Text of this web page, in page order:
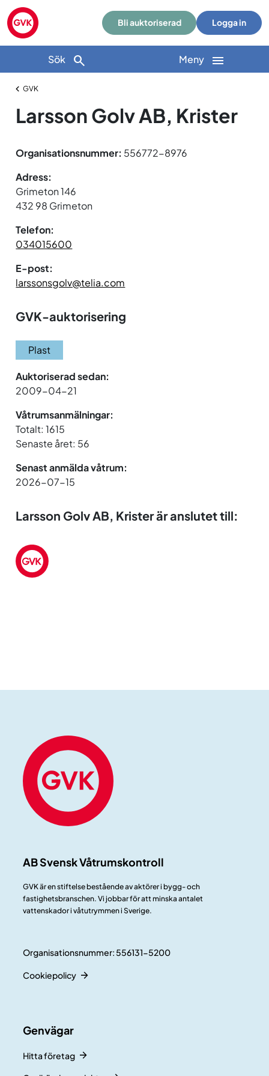
Bli auktoriserad Logga in
Sök Meny
GVK
Larsson Golv AB, Krister
Organisationsnummer: 556772-8976
Adress:
Grimeton 146
432 98 Grimeton
Telefon:
034015600
E-post:
larssonsgolv@telia.com
GVK-auktorisering
Plast
Auktoriserad sedan:
2009-04-21
Våtrumsanmälningar:
Totalt: 1615
Senaste året: 56
Senast anmälda våtrum:
2026-07-15
Larsson Golv AB, Krister är anslutet till:
AB Svensk Våtrumskontroll
GVK är en stiftelse bestående av aktörer i bygg- och
fastighetsbranschen. Vi jobbar för att minska antalet
vattenskador i våtutrymmen i Sverige.
Organisationsnummer: 556131-5200
Cookiepolicy
Genvägar
Hitta företag